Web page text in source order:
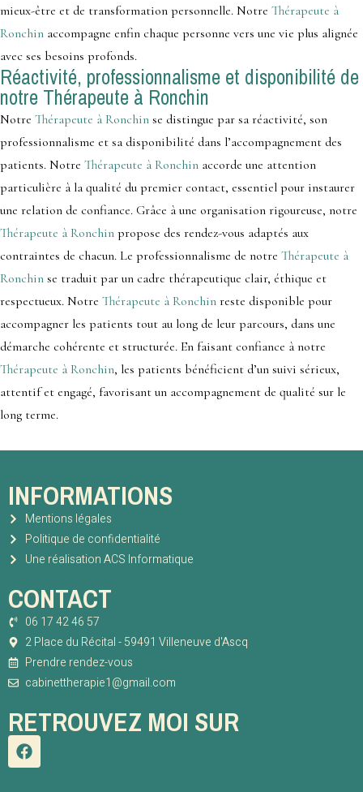
mieux-être et de transformation personnelle. Notre Thérapeute à
Ronchin accompagne enfin chaque personne vers une vie plus alignée
avec ses besoins profonds.
Réactivité, professionnalisme et disponibilité de
notre Thérapeute à Ronchin
Notre Thérapeute à Ronchin se distingue par sa réactivité, son
professionnalisme et sa disponibilité dans l’accompagnement des
patients. Notre Thérapeute à Ronchin accorde une attention
particulière à la qualité du premier contact, essentiel pour instaurer
une relation de confiance. Grâce à une organisation rigoureuse, notre
Thérapeute à Ronchin propose des rendez-vous adaptés aux
contraintes de chacun. Le professionnalisme de notre Thérapeute à
Ronchin se traduit par un cadre thérapeutique clair, éthique et
respectueux. Notre Thérapeute à Ronchin reste disponible pour
accompagner les patients tout au long de leur parcours, dans une
démarche cohérente et structurée. En faisant confiance à notre
Thérapeute à Ronchin, les patients bénéficient d’un suivi sérieux,
attentif et engagé, favorisant un accompagnement de qualité sur le
long terme.
INFORMATIONS
Mentions légales
Politique de confidentialité
Une réalisation ACS Informatique
CONTACT
06 17 42 46 57
2 Place du Récital - 59491 Villeneuve d'Ascq
Prendre rendez-vous
cabinettherapie1@gmail.com
RETROUVEZ MOI SUR